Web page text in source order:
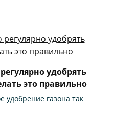
удобрять
это правильно
удобрение газона так